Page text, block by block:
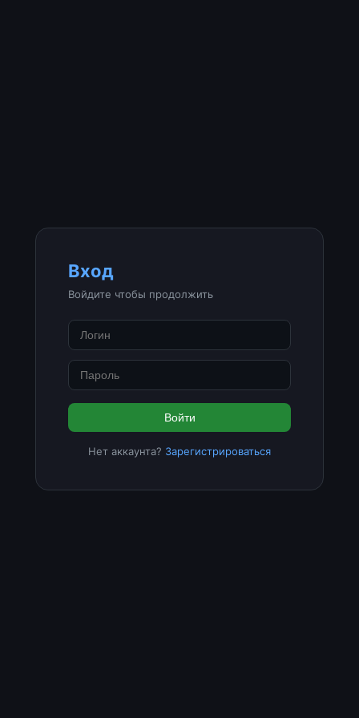
Вход
Войдите чтобы продолжить
Войти
Нет аккаунта? Зарегистрироваться